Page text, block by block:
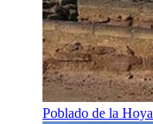
Poblado de la Hoya